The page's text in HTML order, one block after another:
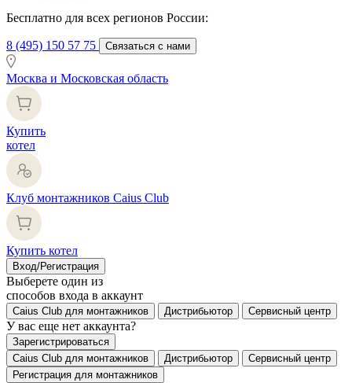
Бесплатно для всех регионов России:
8 (495) 150 57 75 Связаться с нами
Москва и Московская область
Купить
котел
Клуб монтажников Caius Club
Купить котел
Вход/Регистрация
Выберете один из
способов входа в аккаунт
Caius Club для монтажников Дистрибьютор Сервисный центр
У вас еще нет аккаунта?
Зарегистрироваться
Caius Club для монтажников
Дистрибьютор
Сервисный центр
Регистрация для монтажников